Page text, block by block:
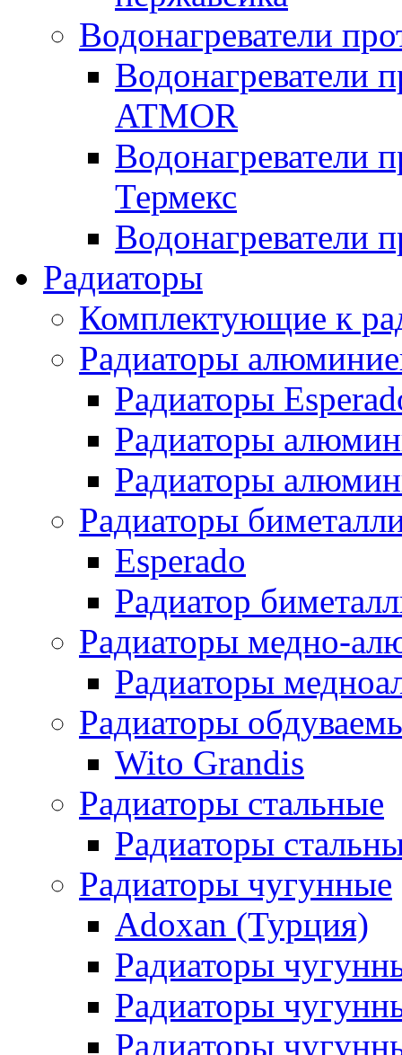
Водонагреватели
Водонагреватели
ATMOR
Водонагреватели
Термекс
Водонагреватели
Радиаторы
Комплектующие к
Радиаторы
Радиаторы
Радиаторы
Радиаторы
Радиаторы
Esperado
Радиатор
Радиаторы медно-
Радиаторы
Радиаторы
Wito Grandis
Радиаторы стальные
Радиаторы
Радиаторы чугунные
Adoxan (Турция)
Радиаторы
Радиаторы
Радиаторы